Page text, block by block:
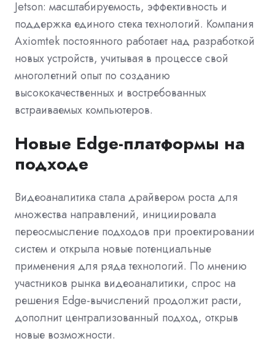
Jetson: масштабируемость, эффективность и
поддержка единого стека технологий. Компания
Axiomtek постоянного работает над разработкой
новых устройств, учитывая в процессе свой
многолетний опыт по созданию
высококачественных и востребованных
встраиваемых компьютеров.
Новые Edge-платформы на
подходе
Видеоаналитика стала драйвером роста для
множества направлений, инициировала
переосмысление подходов при проектировании
систем и открыла новые потенциальные
применения для ряда технологий. По мнению
участников рынка видеоаналитики, спрос на
решения Edge-вычислений продолжит расти,
дополнит централизованный подход, открыв
новые возможности.